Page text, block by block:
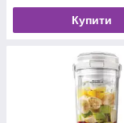
Купити